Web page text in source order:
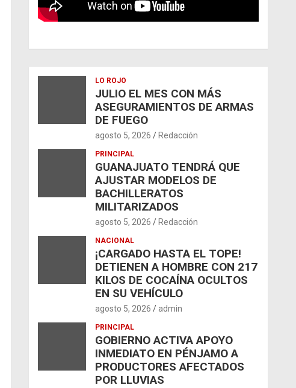
LO ROJO
JULIO EL MES CON MÁS
ASEGURAMIENTOS DE ARMAS
DE FUEGO
agosto 5, 2026 Redacción
PRINCIPAL
GUANAJUATO TENDRÁ QUE
AJUSTAR MODELOS DE
BACHILLERATOS
MILITARIZADOS
agosto 5, 2026 Redacción
NACIONAL
¡CARGADO HASTA EL TOPE!
DETIENEN A HOMBRE CON 217
KILOS DE COCAÍNA OCULTOS
EN SU VEHÍCULO
agosto 5, 2026 admin
PRINCIPAL
GOBIERNO ACTIVA APOYO
INMEDIATO EN PÉNJAMO A
PRODUCTORES AFECTADOS
POR LLUVIAS